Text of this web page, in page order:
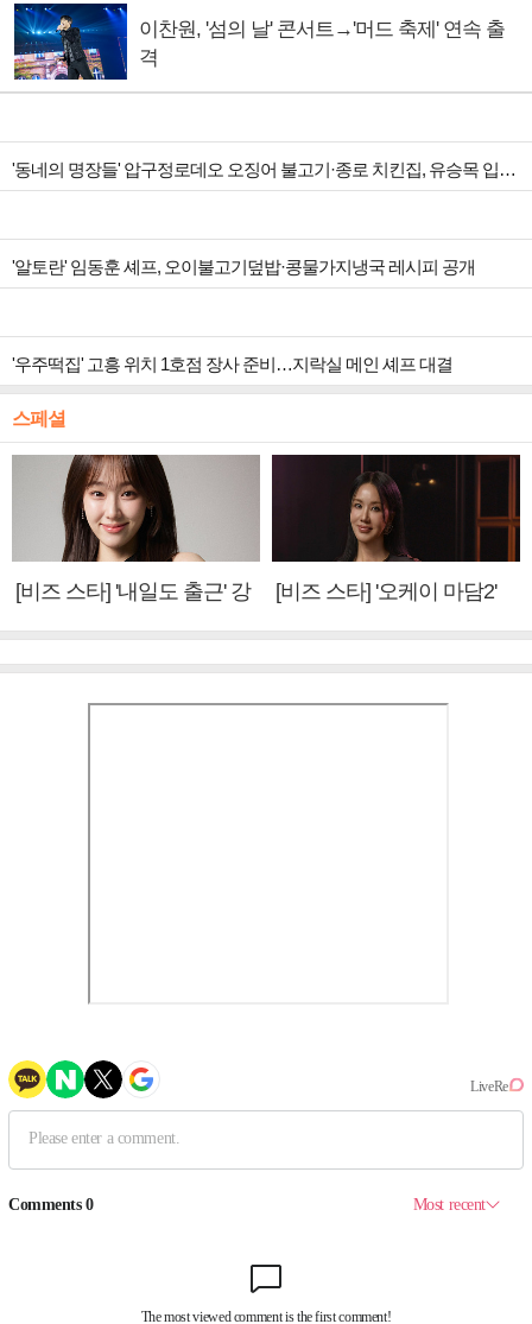
이찬원, '섬의 날' 콘서트→'머드 축제' 연속 출
격
'동네의 명장들' 압구정로데오 오징어 불고기·종로 치킨집, 유승목 입맛 저격
'알토란' 임동훈 셰프, 오이불고기덮밥·콩물가지냉국 레시피 공개
'우주떡집' 고흥 위치 1호점 장사 준비…지락실 메인 셰프 대결
스페셜
[비즈 스타] '내일도 출근' 강
[비즈 스타] '오케이 마담2'